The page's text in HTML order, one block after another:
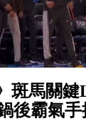
斑馬關鍵
後霸氣手